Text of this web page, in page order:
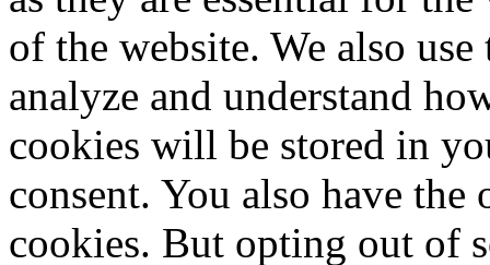
of the website. We also
analyze and understand
cookies will be stored in
consent. You also have
cookies. But opting out of